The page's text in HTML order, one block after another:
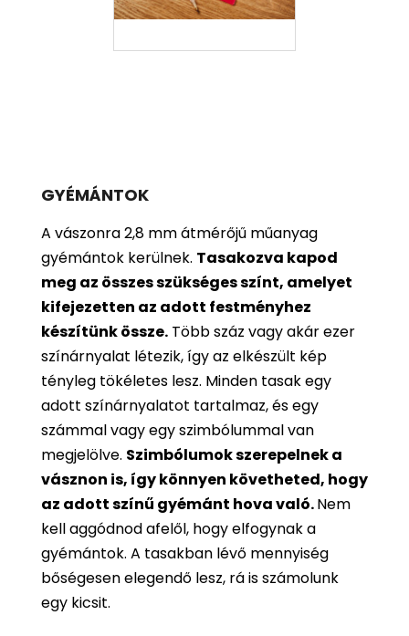
GYÉMÁNTOK
A vászonra 2,8 mm átmérőjű műanyag
gyémántok kerülnek. Tasakozva kapod
meg az összes szükséges színt, amelyet
kifejezetten az adott festményhez
készítünk össze. Több száz vagy akár ezer
színárnyalat létezik, így az elkészült kép
tényleg tökéletes lesz. Minden tasak egy
adott színárnyalatot tartalmaz, és egy
számmal vagy egy szimbólummal van
megjelölve. Szimbólumok szerepelnek a
vásznon is, így könnyen követheted, hogy
az adott színű gyémánt hova való.Nem
kell aggódnod afelől, hogy elfogynak a
gyémántok. A tasakban lévő mennyiség
bőségesen elegendő lesz, rá is számolunk
egy kicsit.